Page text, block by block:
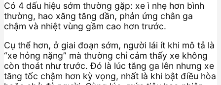
Có 4 dấu hiệu sớm thường gặp: xe ì nhẹ hơn bình
thường, hao xăng tăng dần, phản ứng chân ga
chậm và nhiệt vùng gầm cao hơn trước.
Cụ thể hơn, ở giai đoạn sớm, người lái ít khi mô tả là
“xe hỏng nặng” mà thường chỉ cảm thấy xe không
còn thoát như trước. Đó là lúc tăng ga lên nhưng xe
tăng tốc chậm hơn kỳ vọng, nhất là khi bật điều hòa